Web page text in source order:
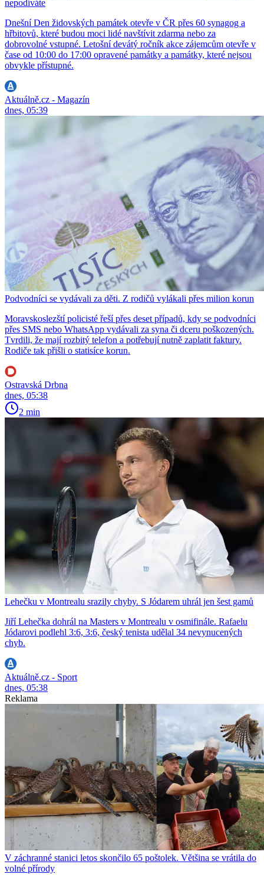
nepodíváte
Dnešní Den židovských památek otevře v ČR přes 60 synagog a
hřbitovů, které budou moci lidé navštívit zdarma nebo za
dobrovolné vstupné. Letošní devátý ročník akce zájemcům otevře v
čase od 10:00 do 17:00 opravené památky a památky, které nejsou
obvykle přístupné.
Aktuálně.cz - Magazín
dnes, 05:39
Podvodníci se vydávali za děti. Z rodičů vylákali přes milion korun
Moravskoslezští policisté řeší přes deset případů, kdy se podvodníci
přes SMS nebo WhatsApp vydávali za syna či dceru poškozených.
Tvrdili, že mají rozbitý telefon a potřebují nutně zaplatit faktury.
Rodiče tak přišli o statisíce korun.
Ostravská Drbna
dnes, 05:38
2 min
Lehečku v Montrealu srazily chyby. S Jódarem uhrál jen šest gamů
Jiří Lehečka dohrál na Masters v Montrealu v osmifinále. Rafaelu
Jódarovi podlehl 3:6, 3:6, český tenista udělal 34 nevynucených
chyb.
Aktuálně.cz - Sport
dnes, 05:38
Reklama
V záchranné stanici letos skončilo 65 poštolek. Většina se vrátila do
volné přírody